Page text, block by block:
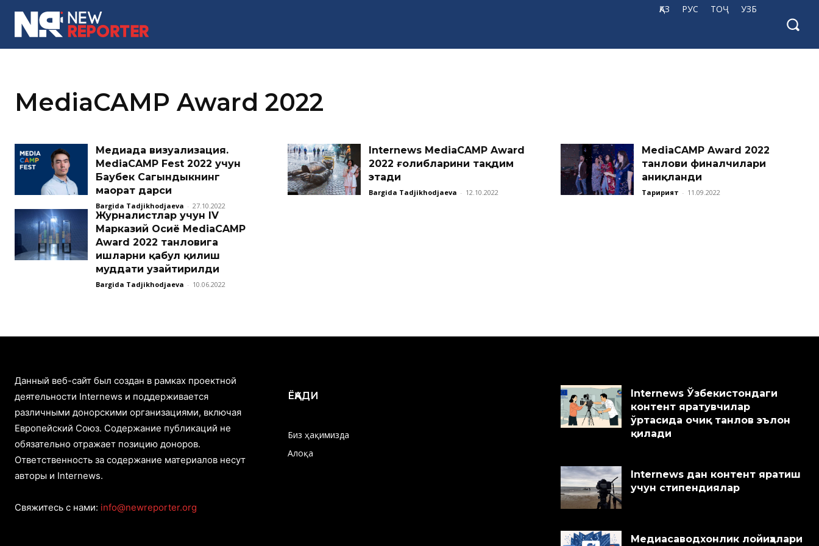
ҚАЗ РУС ТОҶ УЗБ
MediaCAMP Award 2022
Медиада визуализация.
MediaCAMP Fest 2022 учун
Баубек Сагындыкнинг
маҳорат дарси
Bargida Tadjikhodjaeva - 27.10.2022
Internews MediaCAMP Award
2022 ғолибларини тақдим
этади
Bargida Tadjikhodjaeva - 12.10.2022
MediaCAMP Award 2022
танлови финалчилари
аниқланди
Таҳририят - 11.09.2022
Журналистлар учун IV
Марказий Осиё MediaCAMP
Award 2022 танловига
ишларни қабул қилиш
муддати узайтирилди
Bargida Tadjikhodjaeva - 10.06.2022
Данный веб-сайт был создан в рамках проектной
деятельности Internews и поддерживается
различными донорскими организациями, включая
Европейский Союз. Содержание публикаций не
обязательно отражает позицию доноров.
Ответственность за содержание материалов несут
авторы и Internews.
Свяжитесь с нами: info@newreporter.org
ЁҚАДИ
Биз ҳақимизда
Алоқа
Internews Ўзбекистондаги
контент яратувчилар
ўртасида очиқ танлов эълон
қилади
Internews дан контент яратиш
учун стипендиялар
Медиасаводхонлик лойиҳалари